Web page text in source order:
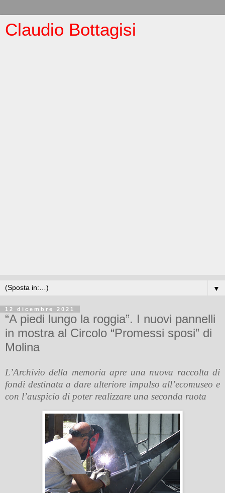
Claudio Bottagisi
▼
12 dicembre 2021
“A piedi lungo la roggia”. I nuovi pannelli
in mostra al Circolo “Promessi sposi” di
Molina
L’Archivio della memoria apre una nuova raccolta di
fondi destinata a dare ulteriore impulso all’ecomuseo e
con l’auspicio di poter realizzare una seconda ruota